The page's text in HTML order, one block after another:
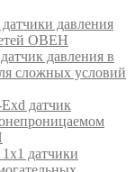
давления
ОВЕН
давления в
сложных условий
датчик
датчики